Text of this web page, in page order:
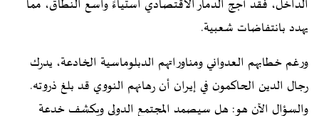
الداخل، فقد أجج الدمار الاقتصادي استياءً واسع النطاق، مما
يهدد بانتفاضات شعبية.
ورغم خطابهم العدواني ومناوراتهم الدبلوماسية الخادعة، يدرك
رجال الدين الحاكمون في إيران أن رهانهم النووي قد بلغ ذروته.
والسؤال الآن هو: هل سيصمد المجتمع الدولي ويكشف خدعة